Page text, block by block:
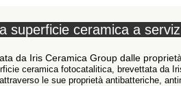
superficie ceramica a
da Iris Ceramica Group dalle
ceramica fotocatalitica, brevettata da
le sue proprietà antibatteriche,